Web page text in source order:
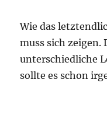
Wie das
muss sich zeigen.
unterschiedliche
sollte es schon